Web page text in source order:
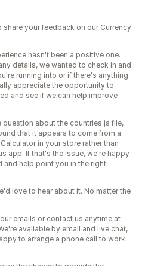
your feedback on our Currency
hasn't been a positive one.
details, we wanted to check in and
running into or if there's anything
appreciate the opportunity to
and see if we can help improve
question about the countries.js file,
that it appears to come from a
in your store rather than
app. If that's the issue, we're happy
and help point you in the right
love to hear about it. No matter the
emails or contact us anytime at
available by email and live chat,
to arrange a phone call to work